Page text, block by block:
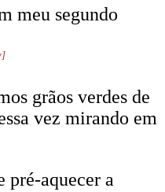
meu segundo
grãos verdes de
vez mirando em
aquecer a